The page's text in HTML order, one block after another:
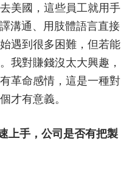
美國，這些員工就用手
溝通、用肢體語言直接
遇到很多困難，但若能
我對賺錢沒太大興趣，
革命感情，這是一種對
才有意義。
上手，公司是否有把製